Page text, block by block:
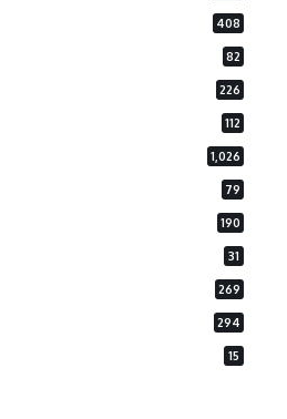
408
82
226
112
1,026
79
190
31
269
294
15